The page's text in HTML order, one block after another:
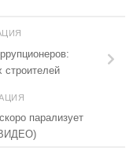
строителей
парализует